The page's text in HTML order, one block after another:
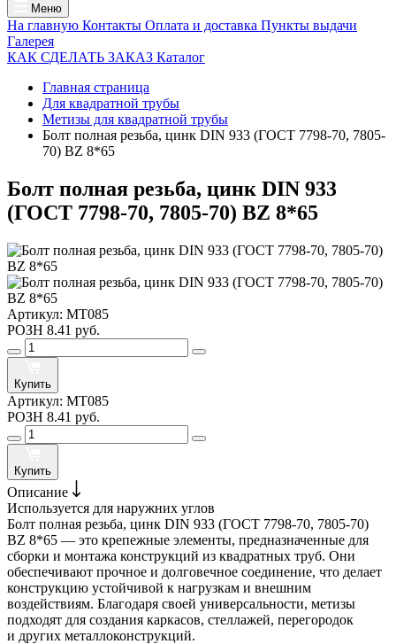
Меню
На главную Контакты Оплата и доставка Пункты выдачи
Галерея
КАК СДЕЛАТЬ ЗАКАЗ Каталог
Главная страница
Для квадратной трубы
Метизы для квадратной трубы
Болт полная резьба, цинк DIN 933 (ГОСТ 7798-70, 7805-
70) BZ 8*65
Болт полная резьба, цинк DIN 933
(ГОСТ 7798-70, 7805-70) BZ 8*65
Артикул: MT085
РОЗН 8.41 руб.
Купить
Артикул: MT085
РОЗН 8.41 руб.
Купить
Описание
Используется для наружних углов
Болт полная резьба, цинк DIN 933 (ГОСТ 7798-70, 7805-70)
BZ 8*65 — это крепежные элементы, предназначенные для
сборки и монтажа конструкций из квадратных труб. Они
обеспечивают прочное и долговечное соединение, что делает
конструкцию устойчивой к нагрузкам и внешним
воздействиям. Благодаря своей универсальности, метизы
подходят для создания каркасов, стеллажей, перегородок
и других металлоконструкций.